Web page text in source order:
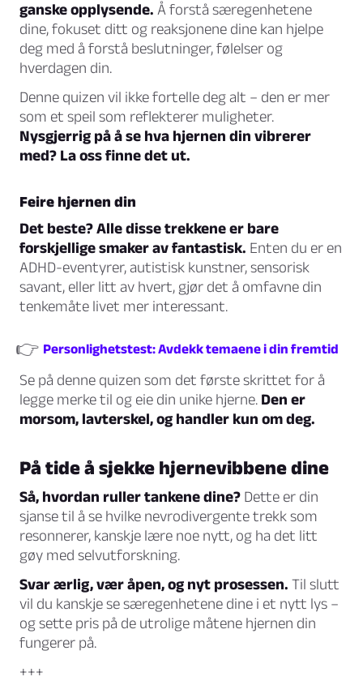
ganske opplysende. Å forstå særegenhetene
dine, fokuset ditt og reaksjonene dine kan hjelpe
deg med å forstå beslutninger, følelser og
hverdagen din.
Denne quizen vil ikke fortelle deg alt – den er mer
som et speil som reflekterer muligheter.
Nysgjerrig på å se hva hjernen din vibrerer
med? La oss finne det ut.
Feire hjernen din
Det beste? Alle disse trekkene er bare
forskjellige smaker av fantastisk. Enten du er en
ADHD-eventyrer, autistisk kunstner, sensorisk
savant, eller litt av hvert, gjør det å omfavne din
tenkemåte livet mer interessant.
👉 Personlighetstest: Avdekk temaene i din fremtid
Se på denne quizen som det første skrittet for å
legge merke til og eie din unike hjerne. Den er
morsom, lavterskel, og handler kun om deg.
På tide å sjekke hjernevibbene dine
Så, hvordan ruller tankene dine? Dette er din
sjanse til å se hvilke nevrodivergente trekk som
resonnerer, kanskje lære noe nytt, og ha det litt
gøy med selvutforskning.
Svar ærlig, vær åpen, og nyt prosessen. Til slutt
vil du kanskje se særegenhetene dine i et nytt lys –
og sette pris på de utrolige måtene hjernen din
fungerer på.
+++